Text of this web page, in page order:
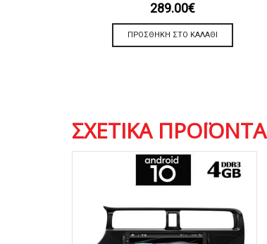
289.00€
ΠΡΟΣΘΉΚΗ ΣΤΟ ΚΑΛΆΘΙ
ΣΧΕΤΙΚΆ ΠΡΟΪΌΝΤΑ